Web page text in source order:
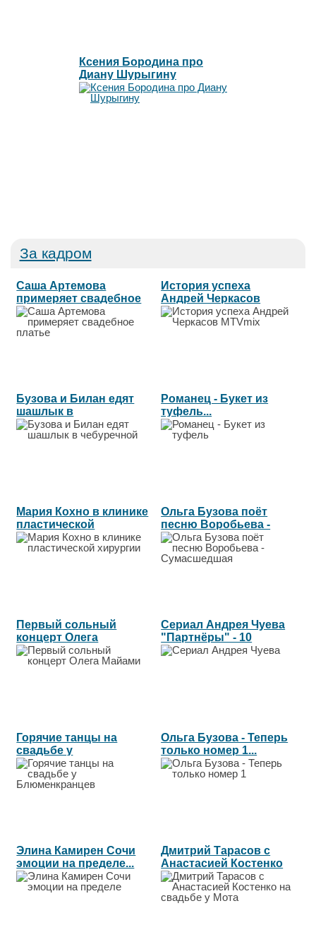
Ксения Бородина про
Диану Шурыгину
За кадром
Саша Артемова
примеряет свадебное
платье...
История успеха
Андрей Черкасов
MTVmix...
Бузова и Билан едят
шашлык в
чебуречной...
Романец - Букет из
туфель...
Мария Кохно в клинике
пластической
хирургии...
Ольга Бузова поёт
песню Воробьева -
Сумасшедшая...
Первый сольный
концерт Олега
Майами...
Сериал Андрея Чуева
"Партнёры" - 10
серия....
Горячие танцы на
свадьбе у
Блюменкранцев...
Ольга Бузова - Теперь
только номер 1...
Элина Камирен Сочи
эмоции на пределе...
Дмитрий Тарасов с
Анастасией Костенко
на свадьбе...